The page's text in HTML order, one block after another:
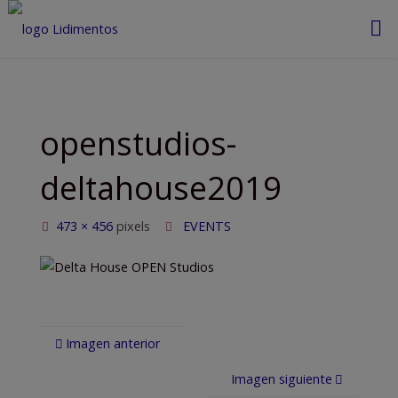
Saltar
openstudios-
deltahouse2019
Tamaño
473 × 456 pixels EVENTS
Imagen anterior
Imagen siguiente